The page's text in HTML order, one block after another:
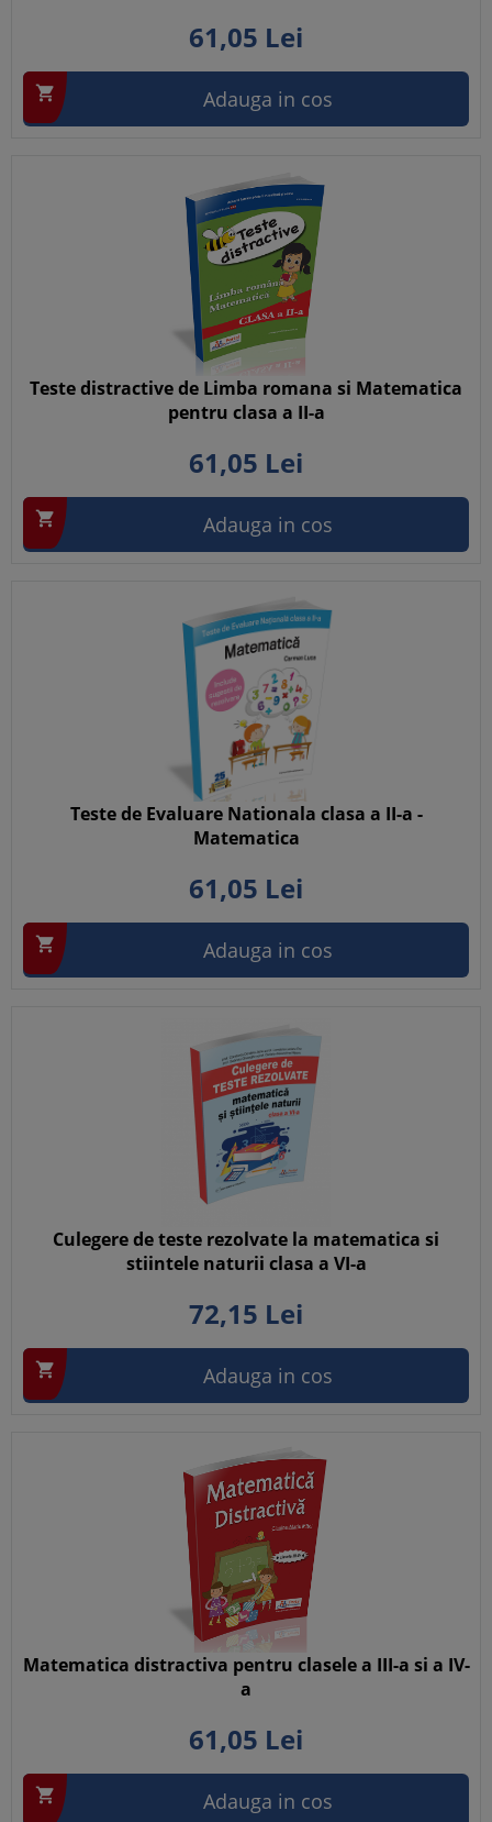
61,05 Lei
 Adauga in cos
Teste distractive de Limba romana si Matematica
pentru clasa a II-a
61,05 Lei
 Adauga in cos
Teste de Evaluare Nationala clasa a II-a -
Matematica
61,05 Lei
 Adauga in cos
Culegere de teste rezolvate la matematica si
stiintele naturii clasa a VI-a
72,15 Lei
 Adauga in cos
Matematica distractiva pentru clasele a III-a si a IV-
a
61,05 Lei
 Adauga in cos